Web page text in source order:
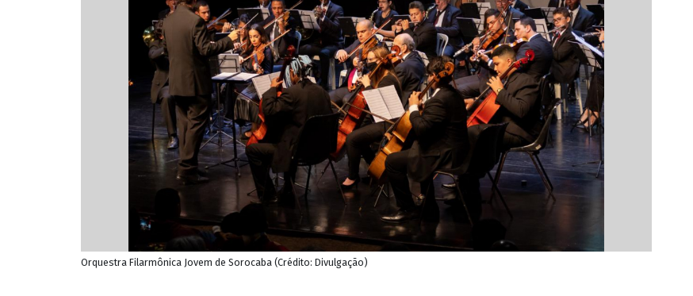
Orquestra Filarmônica Jovem de Sorocaba (Crédito: Divulgação)